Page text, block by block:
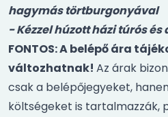
hagymás törtburgonyával
- Kézzel húzott házi túrós
FONTOS: A belépő ára
változhatnak! Az árak
csak a belépőjegyeket,
költségeket is tartalmazzák,